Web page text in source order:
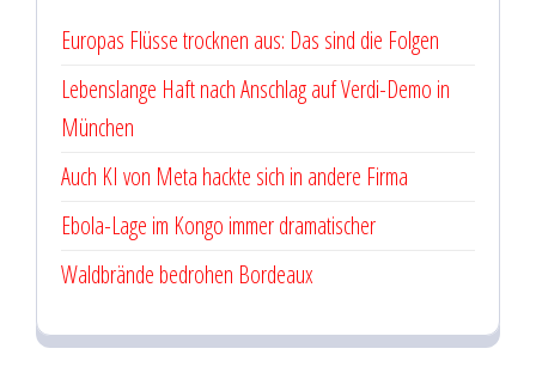
Europas Flüsse trocknen aus: Das sind die Folgen
Lebenslange Haft nach Anschlag auf Verdi-Demo in
München
Auch KI von Meta hackte sich in andere Firma
Ebola-Lage im Kongo immer dramatischer
Waldbrände bedrohen Bordeaux